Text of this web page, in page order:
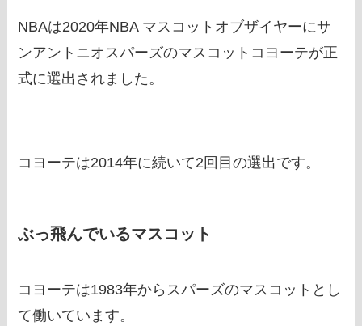
NBAは2020年NBA マスコットオブザイヤーにサ
ンアントニオスパーズのマスコットコヨーテが正
式に選出されました。
コヨーテは2014年に続いて2回目の選出です。
ぶっ飛んでいるマスコット
コヨーテは1983年からスパーズのマスコットとし
て働いています。